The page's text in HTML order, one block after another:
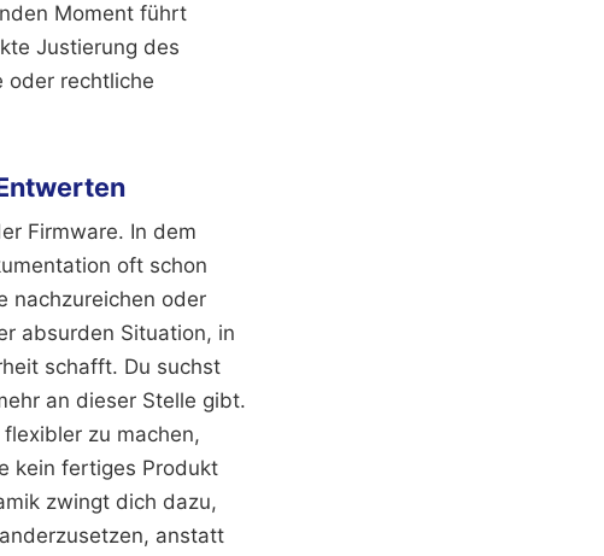
Moment führt
Justierung des
oder rechtliche
Firmware. In dem
oft schon
nachzureichen oder
absurden Situation, in
schafft. Du suchst
an dieser Stelle gibt.
zu machen,
kein fertiges Produkt
zwingt dich dazu,
anstatt